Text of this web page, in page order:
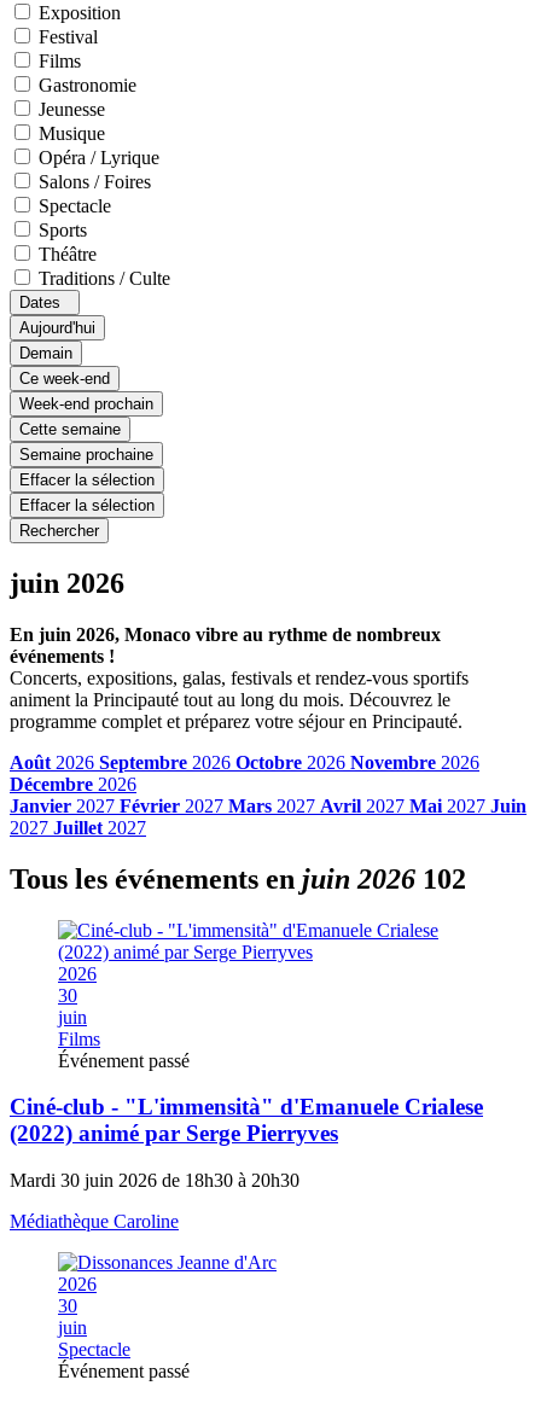
Exposition
Festival
Films
Gastronomie
Jeunesse
Musique
Opéra / Lyrique
Salons / Foires
Spectacle
Sports
Théâtre
Traditions / Culte
Dates
Aujourd'hui
Demain
Ce week-end
Week-end prochain
Cette semaine
Semaine prochaine
Effacer la sélection
Effacer la sélection
Rechercher
juin 2026
En juin 2026, Monaco vibre au rythme de nombreux
événements !
Concerts, expositions, galas, festivals et rendez-vous sportifs
animent la Principauté tout au long du mois. Découvrez le
programme complet et préparez votre séjour en Principauté.
Août 2026 Septembre 2026 Octobre 2026 Novembre 2026
Décembre 2026
Janvier 2027 Février 2027 Mars 2027 Avril 2027 Mai 2027 Juin
2027 Juillet 2027
Tous les événements en juin 2026 102
2026
30
juin
Films
Événement passé
Ciné-club - "L'immensità" d'Emanuele Crialese
(2022) animé par Serge Pierryves
Mardi 30 juin 2026 de 18h30 à 20h30
Médiathèque Caroline
2026
30
juin
Spectacle
Événement passé